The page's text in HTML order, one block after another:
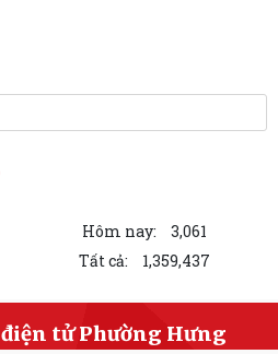
HỘI
HƯNG ĐẠO TỔ CHỨC HỘI NGHỊ BÁO
NGHĨA TRANG...